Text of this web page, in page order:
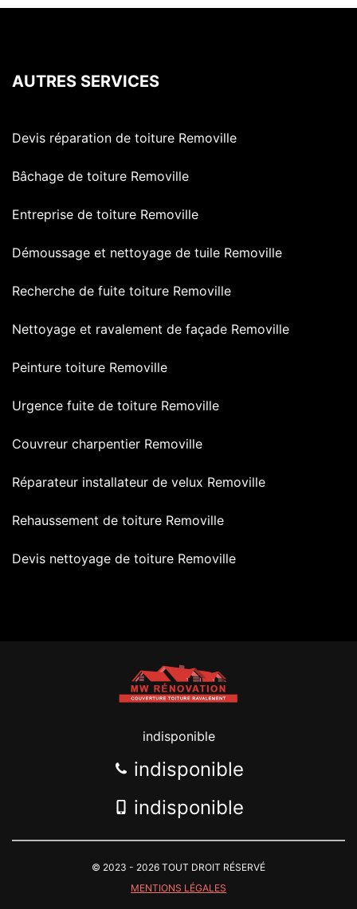
AUTRES SERVICES
Devis réparation de toiture Removille
Bâchage de toiture Removille
Entreprise de toiture Removille
Démoussage et nettoyage de tuile Removille
Recherche de fuite toiture Removille
Nettoyage et ravalement de façade Removille
Peinture toiture Removille
Urgence fuite de toiture Removille
Couvreur charpentier Removille
Réparateur installateur de velux Removille
Rehaussement de toiture Removille
Devis nettoyage de toiture Removille
indisponible
indisponible
indisponible
© 2023 - 2026 TOUT DROIT RÉSERVÉ
MENTIONS LÉGALES